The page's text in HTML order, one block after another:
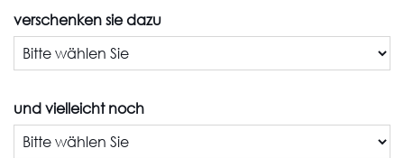
verschenken sie dazu
und vielleicht noch